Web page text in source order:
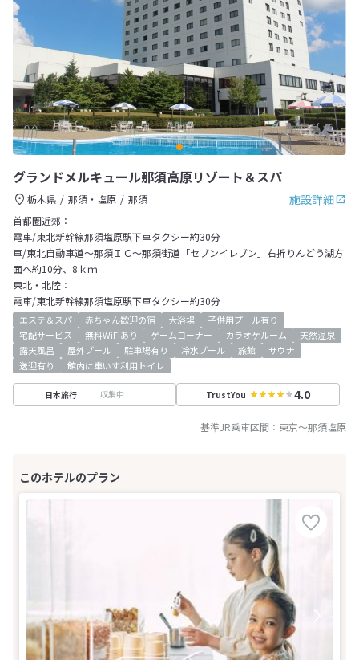
グランドメルキュール那須高原リゾート＆スパ
施設詳細
栃木県 那須・塩原
那須
首都圏近郊：
電車/東北新幹線那須塩原駅下車タクシー約30分
車/東北自動車道～那須ＩＣ～那須街道「セブンイレブン」右折りんどう湖方
面へ約10分、8ｋｍ
東北・北陸：
電車/東北新幹線那須塩原駅下車タクシー約30分
エステ＆スパ 赤ちゃん歓迎の宿 大浴場
子供用プール有り
宅配サービス
無料WiFiあり ゲームコーナー カラオケルーム
天然温泉
露天風呂
屋外プール 駐車場有り 冷水プール 旅館
サウナ
送迎有り
館内に車いす利用トイレ
日本旅行 収集中 TrustYou 4.0
基準JR乗車区間： 東京～那須塩原